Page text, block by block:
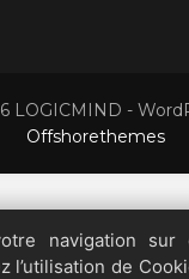
vous acceptez notre
LOGICMIND -
Offshorethemes
navigation sur
l’utilisation de